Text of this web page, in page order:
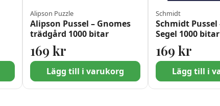
189 kr.
kr.
Alipson Puzzle
Alipson Pussel – Gnomes
trädgård 1000 bitar
169 kr
Lägg till i varukorg
Schmidt
Schmidt Pussel
Segel 1000 bitar
169kr
Lägg till i